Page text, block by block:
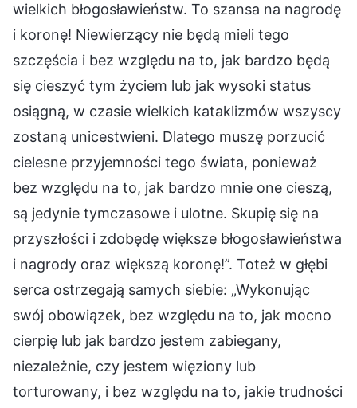
wielkich błogosławieństw. To szansa na nagrodę
i koronę! Niewierzący nie będą mieli tego
szczęścia i bez względu na to, jak bardzo będą
się cieszyć tym życiem lub jak wysoki status
osiągną, w czasie wielkich kataklizmów wszyscy
zostaną unicestwieni. Dlatego muszę porzucić
cielesne przyjemności tego świata, ponieważ
bez względu na to, jak bardzo mnie one cieszą,
są jedynie tymczasowe i ulotne. Skupię się na
przyszłości i zdobędę większe błogosławieństwa
i nagrody oraz większą koronę!”. Toteż w głębi
serca ostrzegają samych siebie: „Wykonując
swój obowiązek, bez względu na to, jak mocno
cierpię lub jak bardzo jestem zabiegany,
niezależnie, czy jestem więziony lub
torturowany, i bez względu na to, jakie trudności